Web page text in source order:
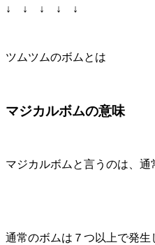
↓ ↓ ↓ ↓ ↓
ツムツムのボムとは
マジカルボムの意味
マジカルボムと言うのは、通
通常のボムは７つ以上で発